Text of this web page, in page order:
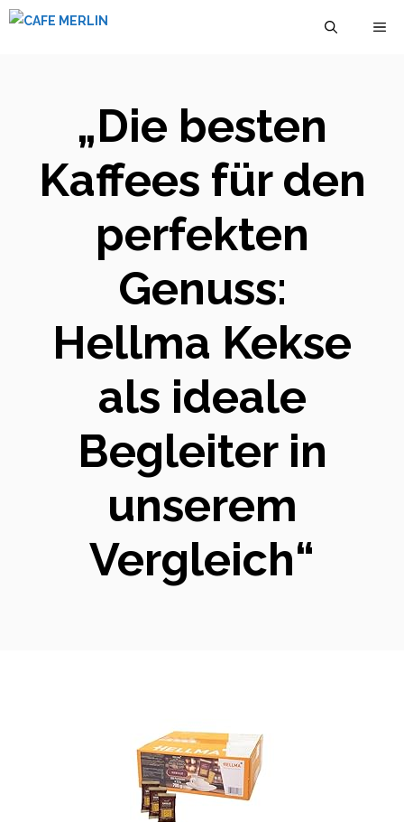
Zum
„Die besten
Kaffees für den
perfekten
Genuss:
Hellma Kekse
als ideale
Begleiter in
unserem
Vergleich“